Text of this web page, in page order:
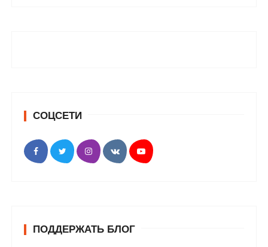
СОЦСЕТИ
ПОДДЕРЖАТЬ БЛОГ